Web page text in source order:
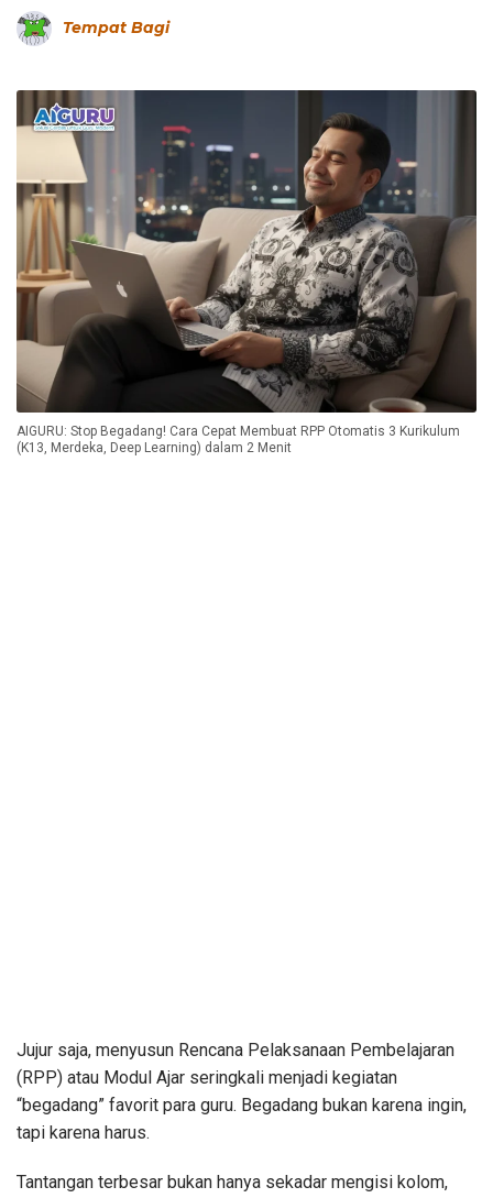
Tempat Bagi
AIGURU: Stop Begadang! Cara Cepat Membuat RPP Otomatis 3 Kurikulum
(K13, Merdeka, Deep Learning) dalam 2 Menit
Jujur saja, menyusun Rencana Pelaksanaan Pembelajaran
(RPP) atau Modul Ajar seringkali menjadi kegiatan
“begadang” favorit para guru. Begadang bukan karena ingin,
tapi karena harus.
Tantangan terbesar bukan hanya sekadar mengisi kolom,